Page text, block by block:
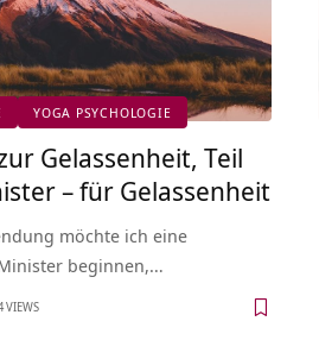
YOGA PSYCHOLOGIE
Gelassenheit, Teil
– für Gelassenheit
möchte ich eine
beginnen,…
VIEWS